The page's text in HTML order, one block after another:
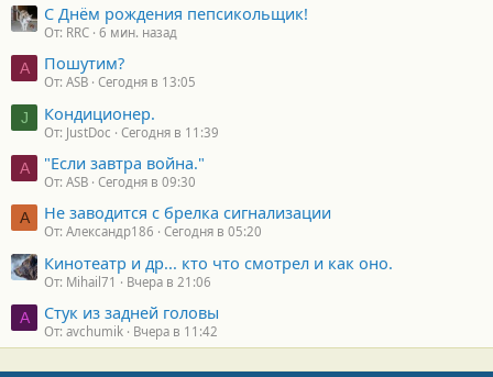
С Днём рождения пепсикольщик!
От: RRC 6 мин. назад
A Пошутим?
От: ASB Сегодня в 13:05
J Кондиционер.
От: JustDoc Сегодня в 11:39
A "Если завтра война."
От: ASB Сегодня в 09:30
А Не заводится с брелка сигнализации
От: Александр186 Сегодня в 05:20
Кинотеатр и др... кто что смотрел и как оно.
От: Mihail71 Вчера в 21:06
A Стук из задней головы
От: avchumik Вчера в 11:42